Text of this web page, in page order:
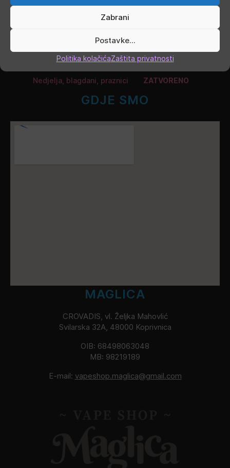
Zabrani
Postavke...
Politika kolačićaZaštita privatnosti
Subota 9.00 - 13.00
Nedjelja, blagdani, praznici ZATVORENO
GDJE SMO
MAGLICA
CROVADIS, vl. Željka Mahovlić
Svilarska 32A, 48000 Koprivnica
OIB: 68498063048
MB: 98219189
E-mail: vapeshop.maglica@gmail.com